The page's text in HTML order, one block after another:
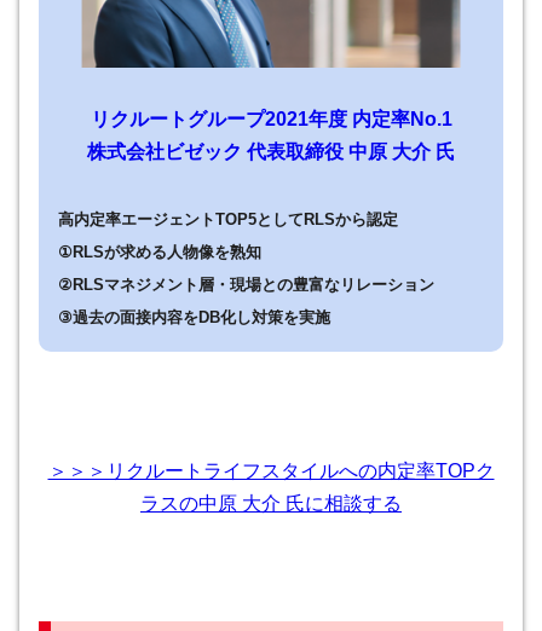
リクルートグループ2021年度 内定率No.1
株式会社ビゼック 代表取締役 中原 大介 氏
高内定率エージェントTOP5としてRLSから認定
①RLSが求める人物像を熟知
②RLSマネジメント層・現場との豊富なリレーション
③過去の面接内容をDB化し対策を実施
＞＞＞リクルートライフスタイルへの内定率TOPク
ラスの中原 大介 氏に相談する